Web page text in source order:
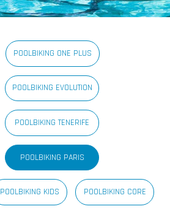
POOLBIKING ONE PLUS
POOLBIKING EVOLUTION
POOLBIKING TENERIFE
POOLBIKING PARIS
POOLBIKING KIDS POOLBIKING CORE